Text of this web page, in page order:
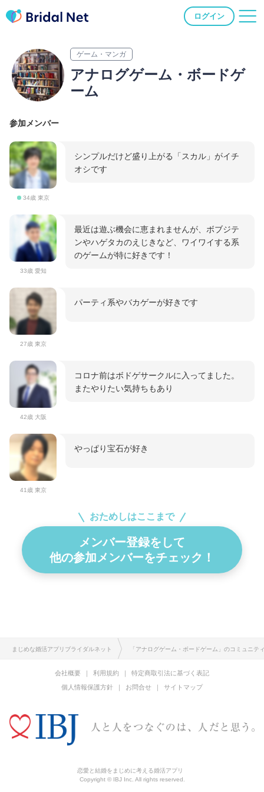
ログイン
ゲーム・マンガ
アナログゲーム・ボードゲ
ーム
参加メンバー
34歳 東京
シンプルだけど盛り上がる「スカル」がイチ
オシです
33歳 愛知
最近は遊ぶ機会に恵まれませんが、ボブジテ
ンやハゲタカのえじきなど、ワイワイする系
のゲームが特に好きです！
27歳 東京
パーティ系やバカゲーが好きです
42歳 大阪
コロナ前はボドゲサークルに入ってました。
またやりたい気持ちもあり
41歳 東京
やっぱり宝石が好き
おためしはここまで
メンバー登録をして
他の参加メンバーをチェック！
まじめな婚活アプリブライダルネット 「アナログゲーム・ボードゲーム」のコミュニテ
会社概要 利用規約
特定商取引法に基づく表記
個人情報保護方針
お問合せ サイトマップ
恋愛と結婚をまじめに考える婚活アプリ
Copyright © IBJ Inc. All rights reserved.